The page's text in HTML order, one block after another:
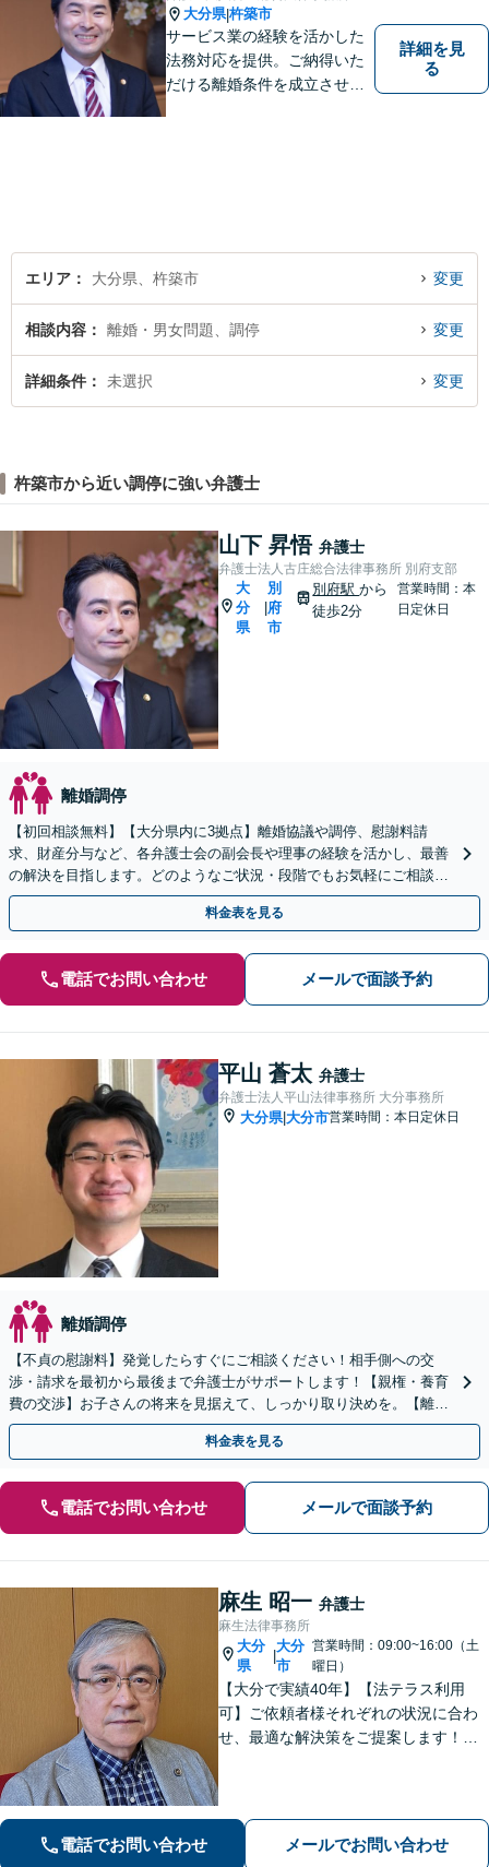
大分県|杵築市
サービス業の経験を活かした
法務対応を提供。ご納得いた
だける離婚条件を成立させる
詳細を見
る
エリア 大分県、杵築市 変更
相談内容 離婚・男女問題、調停 変更
詳細条件 未選択 変更
杵築市から近い調停に強い弁護士
山下 昇悟 弁護士
弁護士法人古庄総合法律事務所 別府支部
大
分
県
別
府
市
別府駅から
徒歩2分
営業時間：本
日定休日
離婚調停
【初回相談無料】【大分県内に3拠点】離婚協議や調停、慰謝料請
求、財産分与など、各弁護士会の副会長や理事の経験を活かし、最善
の解決を目指します。どのようなご状況・段階でもお気軽にご相談く
ださい【完全個室で対応】
料金表を見る
電話でお問い合わせ メールで面談予約
平山 蒼太 弁護士
弁護士法人平山法律事務所 大分事務所
大分県|大分市営業時間：本日定休日
離婚調停
【不貞の慰謝料】発覚したらすぐにご相談ください！相手側への交
渉・請求を最初から最後まで弁護士がサポートします！【親権・養育
費の交渉】お子さんの将来を見据えて、しっかり取り決めを。【離婚
調停の対応】面倒な書類作成などもお任せください。
料金表を見る
電話でお問い合わせ メールで面談予約
麻生 昭一 弁護士
麻生法律事務所
大分
県
|
大分
市
営業時間：09:00~16:00（土
曜日）
【大分で実績40年】【法テラス利用
可】ご依頼者様それぞれの状況に合わ
せ、最適な解決策をご提案します！緊
す。どうぞお気軽にお話しください。
【休日面談可】
電話でお問い合わせ メールでお問い合わせ